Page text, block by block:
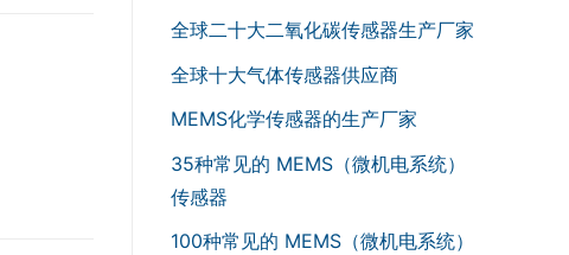
全球二十大二氧化碳传感器生产厂家
全球十大气体传感器供应商
MEMS化学传感器的生产厂家
35种常见的 MEMS（微机电系统）
传感器
100种常见的 MEMS（微机电系统）